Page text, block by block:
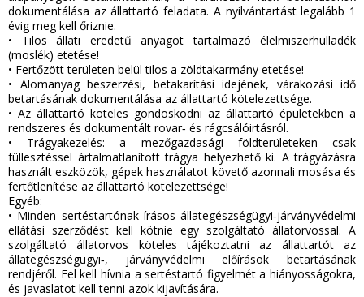
dokumentálása az állattartó feladata. A nyilvántartást legalább 1
évig meg kell őriznie.
•
Tilos állati eredetű anyagot tartalmazó élelmiszerhulladék
(moslék) etetése!
• Fertőzött területen belül tilos a zöldtakarmány etetése!
• Alomanyag beszerzési, betakarítási idejének, várakozási idő
betartásának dokumentálása az állattartó kötelezettsége.
• Az állattartó köteles gondoskodni az állattartó épületekben a
rendszeres és dokumentált rovar‐ és rágcsálóirtásról.
•
Trágyakezelés: a mezőgazdasági földterületeken csak
füllesztéssel ártalmatlanított trágya helyezhető ki. A trágyázásra
használt eszközök, gépek használatot követő azonnali mosása és
fertőtlenítése az állattartó kötelezettsége!
Egyéb:
• Minden sertéstartónak írásos állategészségügyi‐járványvédelmi
ellátási szerződést kell kötnie egy szolgáltató állatorvossal. A
szolgáltató állatorvos köteles tájékoztatni az állattartót az
állategészségügyi‐, járványvédelmi előírások betartásának
rendjéről. Fel kell hívnia a sertéstartó figyelmét a hiányosságokra,
és javaslatot kell tenni azok kijavítására.